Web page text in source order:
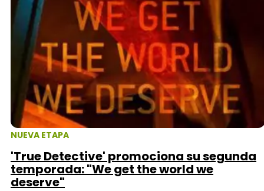
NUEVA ETAPA
'True Detective' promociona su segunda
temporada: "We get the world we
deserve"